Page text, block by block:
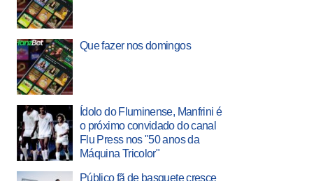
Que fazer nos domingos
Ídolo do Fluminense, Manfrini é
o próximo convidado do canal
Flu Press nos "50 anos da
Máquina Tricolor"
Público fã de basquete cresce